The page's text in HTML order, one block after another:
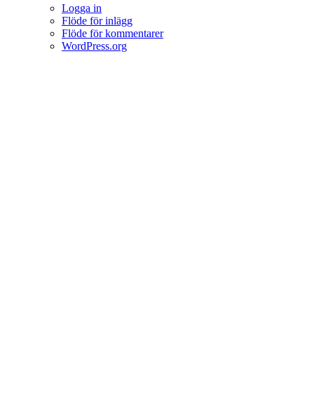
Logga in
Flöde för inlägg
Flöde för kommentarer
WordPress.org